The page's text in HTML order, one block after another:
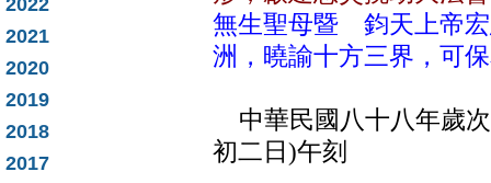
2022
2021
2020
2019
2018
2017
無生聖母暨 鈞天上帝宏
洲，曉諭十方三界，可
中華民國八十八年歲
初二日)午刻